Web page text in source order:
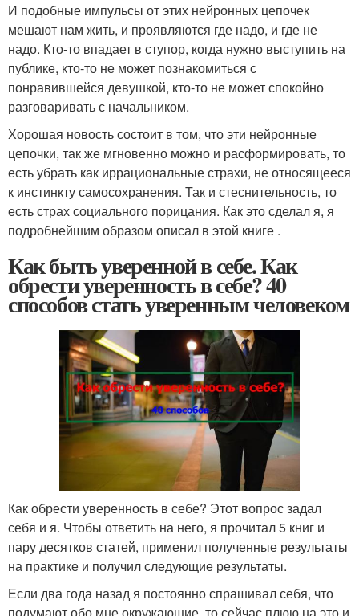
И подобные импульсы от этих нейронных цепочек
мешают нам жить, и проявляются где надо, и где не
надо. Кто-то впадает в ступор, когда нужно выступить на
публике, кто-то не может познакомиться с
понравившейся девушкой, кто-то не может спокойно
разговаривать с начальником.
Хорошая новость состоит в том, что эти нейронные
цепочки, так же мгновенно можно и расформировать, то
есть убрать как иррациональные страхи, не относящееся
к инстинкту самосохранения. Так и стеснительность, то
есть страх социального порицания. Как это сделал я, я
подробнейшим образом описал в этой книге .
Как быть уверенной в себе. Как
обрести уверенность в себе? 40
способов стать уверенным человеком
Как обрести уверенность в себе? Этот вопрос задал
себя и я. Чтобы ответить на него, я прочитал 5 книг и
пару десятков статей, применил полученные результаты
на практике и получил следующие результаты.
Если два года назад я постоянно спрашивал себя, что